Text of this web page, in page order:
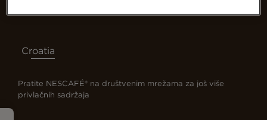
Croatia
Pratite NESCAFÉ® na društvenim mrežama za još više
privlačnih sadržaja